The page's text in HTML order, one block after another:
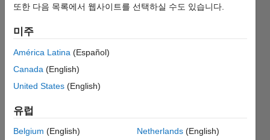
with an
error
in my
Pereira
Silva
Thobias
또한 다음 목록에서 웹사이트를 선택하실 수도 있습니다.
미주
América Latina (Español)
Canada (English)
United States (English)
유럽
Belgium (English)
Netherlands(English)